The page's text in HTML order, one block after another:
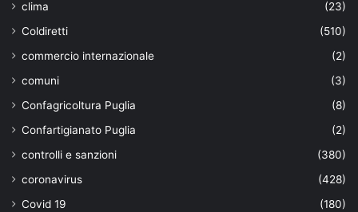
clima
(23)
Coldiretti
(510)
commercio internazionale
(2)
comuni
(3)
Confagricoltura Puglia
(8)
Confartigianato Puglia
(2)
controlli e sanzioni
(380)
coronavirus
(428)
Covid 19
(180)